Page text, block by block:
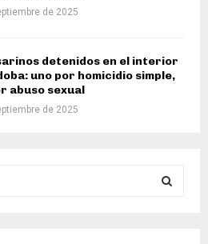
de 2025
detenidos en el interior
uno por homicidio simple,
abuso sexual
de 2025